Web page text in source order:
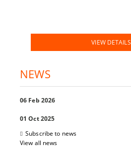
VIEW DETAILS
NEWS
06 Feb 2026
01 Oct 2025
Subscribe to news
View all news